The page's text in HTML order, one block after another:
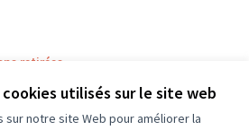
utilisés sur le site web
sur notre site Web pour améliorer la
retirées